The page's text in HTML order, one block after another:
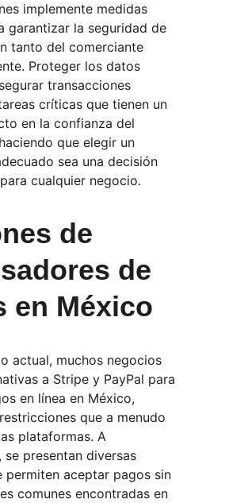
implemente medidas
garantizar la seguridad de
tanto del comerciante
Proteger los datos
transacciones
críticas que tienen un
en la confianza del
que elegir un
sea una decisión
cualquier negocio.
de
de
en México
actual, muchos negocios
a Stripe y PayPal para
en línea en México,
que a menudo
plataformas. A
se presentan diversas
permiten aceptar pagos sin
comunes encontradas en